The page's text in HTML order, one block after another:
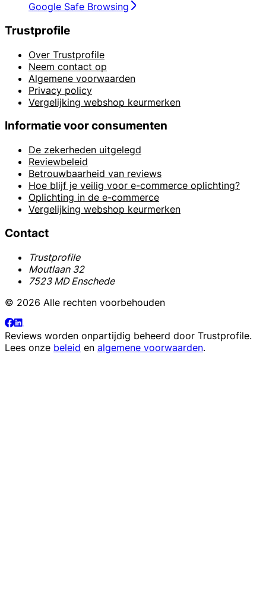
Google Safe Browsing
Trustprofile
Over Trustprofile
Neem contact op
Algemene voorwaarden
Privacy policy
Vergelijking webshop keurmerken
Informatie voor consumenten
De zekerheden uitgelegd
Reviewbeleid
Betrouwbaarheid van reviews
Hoe blijf je veilig voor e-commerce oplichting?
Oplichting in de e-commerce
Vergelijking webshop keurmerken
Contact
Trustprofile
Moutlaan 32
7523 MD Enschede
© 2026 Alle rechten voorbehouden
Reviews worden onpartijdig beheerd door Trustprofile.
Lees onze beleid en algemene voorwaarden.